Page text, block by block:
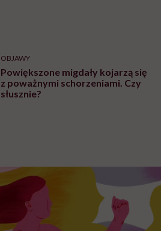
OBJAWY
Powiększone migdały kojarzą się
z poważnymi schorzeniami. Czy
słusznie?